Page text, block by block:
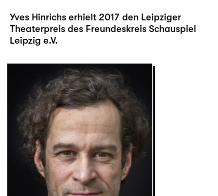
Yves Hinrichs erhielt 2017 den Leipziger
Theaterpreis des Freundeskreis Schauspiel
Leipzig e.V.